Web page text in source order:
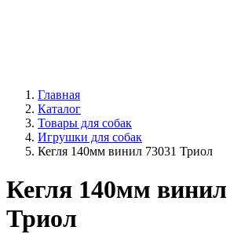
Главная
Каталог
Товары для собак
Игрушки для собак
Кегля 140мм винил 73031 Триол
Кегля 140мм винил
Триол